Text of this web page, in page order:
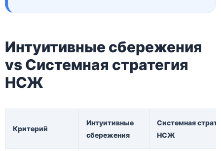
Интуитивные сбережения
vs Системная стратегия
НСЖ
Критерий
Интуитивные
сбережения
Системная
НСЖ